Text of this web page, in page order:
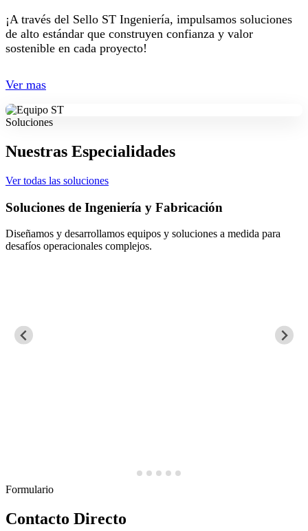
¡A través del Sello ST Ingeniería, impulsamos soluciones
de alto estándar que construyen confianza y valor
sostenible en cada proyecto!
Ver mas
Soluciones
Nuestras Especialidades
Ver todas las soluciones
Soluciones de Ingeniería y Fabricación
Diseñamos y desarrollamos equipos y soluciones a medida para
desafíos operacionales complejos.
Formulario
Contacto Directo